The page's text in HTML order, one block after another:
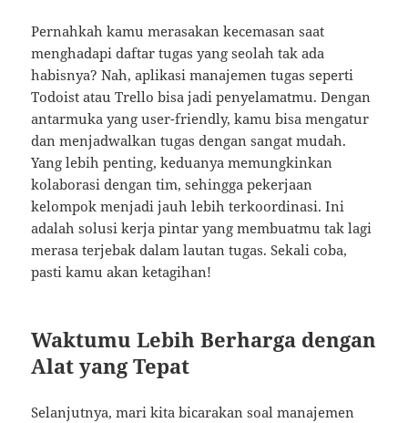
Pernahkah kamu merasakan kecemasan saat
menghadapi daftar tugas yang seolah tak ada
habisnya? Nah, aplikasi manajemen tugas seperti
Todoist atau Trello bisa jadi penyelamatmu. Dengan
antarmuka yang user-friendly, kamu bisa mengatur
dan menjadwalkan tugas dengan sangat mudah.
Yang lebih penting, keduanya memungkinkan
kolaborasi dengan tim, sehingga pekerjaan
kelompok menjadi jauh lebih terkoordinasi. Ini
adalah solusi kerja pintar yang membuatmu tak lagi
merasa terjebak dalam lautan tugas. Sekali coba,
pasti kamu akan ketagihan!
Waktumu Lebih Berharga dengan
Alat yang Tepat
Selanjutnya, mari kita bicarakan soal manajemen